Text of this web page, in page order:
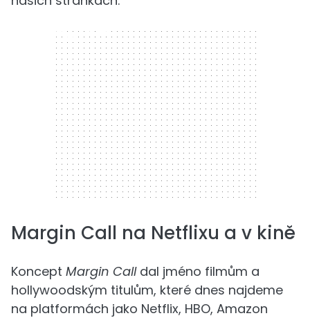
300 x 250
Margin Call na Netflixu a v kině
Koncept Margin Calldal jméno filmům a
hollywoodským titulům, které dnes najdeme
na platformách jako Netflix, HBO, Amazon